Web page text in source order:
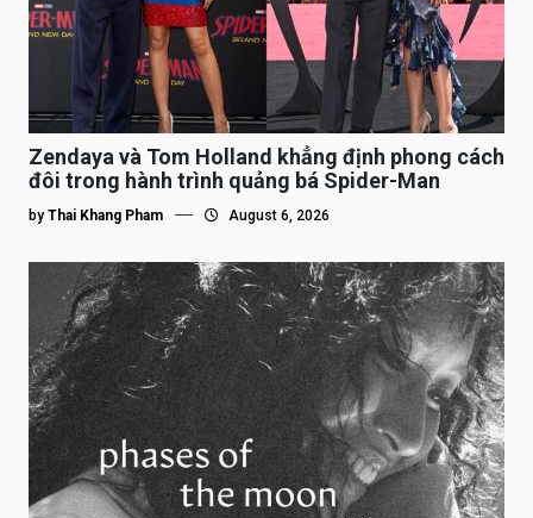
Zendaya và Tom Holland khẳng định phong cách
đôi trong hành trình quảng bá Spider-Man
by Thai Khang Pham August 6, 2026